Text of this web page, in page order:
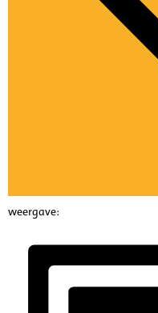
weergave: